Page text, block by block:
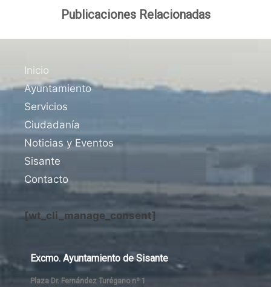
Publicaciones Relacionadas
Inicio
Ayuntamiento
Servicios
Ciudadanía
Noticias y Eventos
Sisante
Contacto
[wt_cli_manage_consent]
Excmo. Ayuntamiento de Sisante
Plaza Dr. Fernández Turégano nº 1